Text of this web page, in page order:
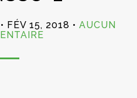
FÉV 15, 2018
AUCUN